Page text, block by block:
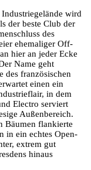
wird
der beste Club der
des
ehemaliger Off-
hier an jeder Ecke
Name geht
des französischen
einen ein
in dem
Electro serviert
Außenbereich.
Bäumen flankierte
in ein echtes Open-
extrem gut
hinaus